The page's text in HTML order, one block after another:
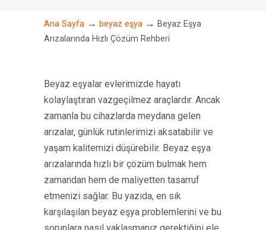
Ana Sayfa → beyaz eşya → Beyaz Eşya
Arızalarında Hızlı Çözüm Rehberi
Beyaz eşyalar evlerimizde hayatı
kolaylaştıran vazgeçilmez araçlardır. Ancak
zamanla bu cihazlarda meydana gelen
arızalar, günlük rutinlerimizi aksatabilir ve
yaşam kalitemizi düşürebilir. Beyaz eşya
arızalarında hızlı bir çözüm bulmak hem
zamandan hem de maliyetten tasarruf
etmenizi sağlar. Bu yazıda, en sık
karşılaşılan beyaz eşya problemlerini ve bu